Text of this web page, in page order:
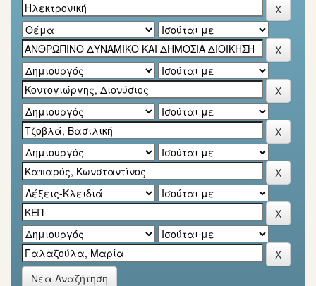
Νέα Αναζήτηση